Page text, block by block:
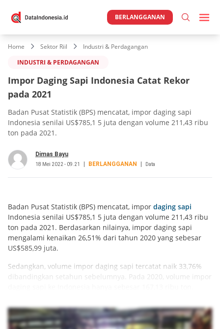
BERLANGGANAN
Home Sektor Riil
Industri & Perdagangan
INDUSTRI & PERDAGANGAN
Impor Daging Sapi Indonesia Catat Rekor
pada 2021
Badan Pusat Statistik (BPS) mencatat, impor daging sapi
Indonesia senilai US$785,1 5 juta dengan volume 211,43 ribu
ton pada 2021.
Dimas Bayu
18 Mei 2022 - 09.21 BERLANGGANAN Data
Badan Pusat Statistik (BPS) mencatat, impor daging sapi
Indonesia senilai US$785,1 5 juta dengan volume 211,43 ribu
ton pada 2021. Berdasarkan nilainya, impor daging sapi
mengalami kenaikan 26,51% dari tahun 2020 yang sebesar
US$585,99 juta.
Sedangkan, volume impor daging sapi tercatat naik 33,76%
dibandingkan setahun sebelumnya. Pada 2020, volume impor